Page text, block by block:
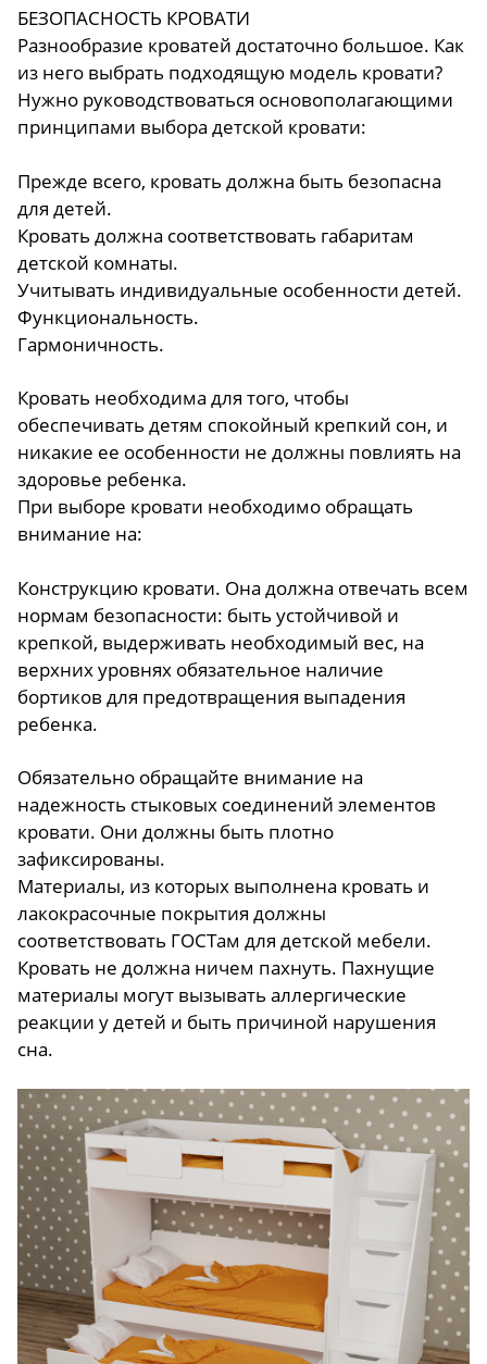
БЕЗОПАСНОСТЬ КРОВАТИ
Разнообразие кроватей достаточно большое. Как
из него выбрать подходящую модель кровати?
Нужно руководствоваться основополагающими
принципами выбора детской кровати:
Прежде всего, кровать должна быть безопасна
для детей.
Кровать должна соответствовать габаритам
детской комнаты.
Учитывать индивидуальные особенности детей.
Функциональность.
Гармоничность.
Кровать необходима для того, чтобы
обеспечивать детям спокойный крепкий сон, и
никакие ее особенности не должны повлиять на
здоровье ребенка.
При выборе кровати необходимо обращать
внимание на:
Конструкцию кровати. Она должна отвечать всем
нормам безопасности: быть устойчивой и
крепкой, выдерживать необходимый вес, на
верхних уровнях обязательное наличие
бортиков для предотвращения выпадения
ребенка.
Обязательно обращайте внимание на
надежность стыковых соединений элементов
кровати. Они должны быть плотно
зафиксированы.
Материалы, из которых выполнена кровать и
лакокрасочные покрытия должны
соответствовать ГОСТам для детской мебели.
Кровать не должна ничем пахнуть. Пахнущие
материалы могут вызывать аллергические
реакции у детей и быть причиной нарушения
сна.